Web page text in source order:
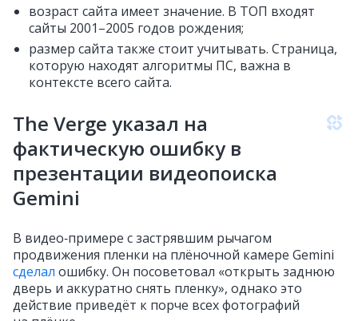
возраст сайта имеет значение. В ТОП входят
сайты 2001–2005 годов рождения;
размер сайта также стоит учитывать. Страница,
которую находят алгоритмы ПС, важна в
контексте всего сайта.
The Verge указал на
фактическую ошибку в
презентации видеопоиска
Gemini
В видео‑примере с застрявшим рычагом
продвижения пленки на плёночной камере Gemini
сделал ошибку. Он посоветовал «открыть заднюю
дверь и аккуратно снять пленку», однако это
действие приведёт к порче всех фотографий